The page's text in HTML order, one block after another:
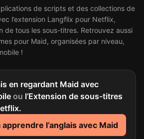
de scripts et des collections de
l’extension Langflix pour Netflix,
de tous les sous-titres. Retrouvez aussi
pour Maid, organisées par niveau,
!
en regardant Maid avec
ou l’Extension de sous-titres
l’anglais avec Maid